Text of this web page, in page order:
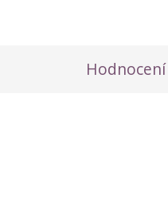
Hodnocení